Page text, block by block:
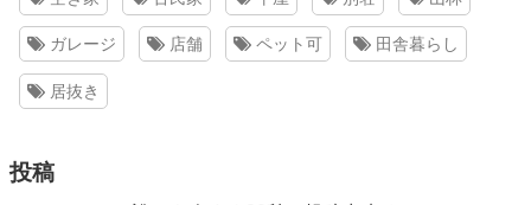
ガレージ 店舗 ペット可 田舎暮らし
居抜き
投稿